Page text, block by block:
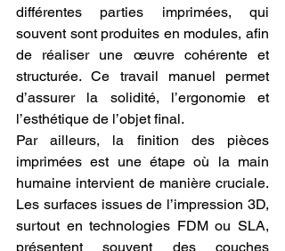
différentes parties imprimées, qui
souvent sont produites en modules, afin
de réaliser une œuvre cohérente et
structurée. Ce travail manuel permet
d’assurer la solidité, l’ergonomie et
l’esthétique de l’objet final.
Par ailleurs, la finition des pièces
imprimées est une étape où la main
humaine intervient de manière cruciale.
Les surfaces issues de l’impression 3D,
surtout en technologies FDM ou SLA,
présentent souvent des couches